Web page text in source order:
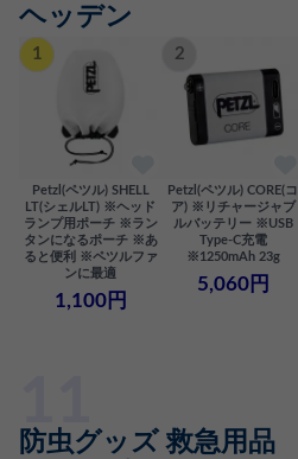
ヘッデン
1
Petzl(ペツル) SHELL
LT(シェルLT) ※ヘッド
ランプ用ポーチ ※ラン
タンになるポーチ ※あ
ると便利 ※ペツルファ
ンに最適
1,100円
2
Petzl(ペツル) CORE(コ
ア) ※リチャージャブ
ルバッテリー ※USB
Type-C充電
※1250mAh 23g
5,060円
防虫グッズ 救急用品